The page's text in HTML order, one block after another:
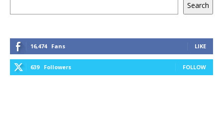
Search
16,474 Fans LIKE
639 Followers FOLLOW